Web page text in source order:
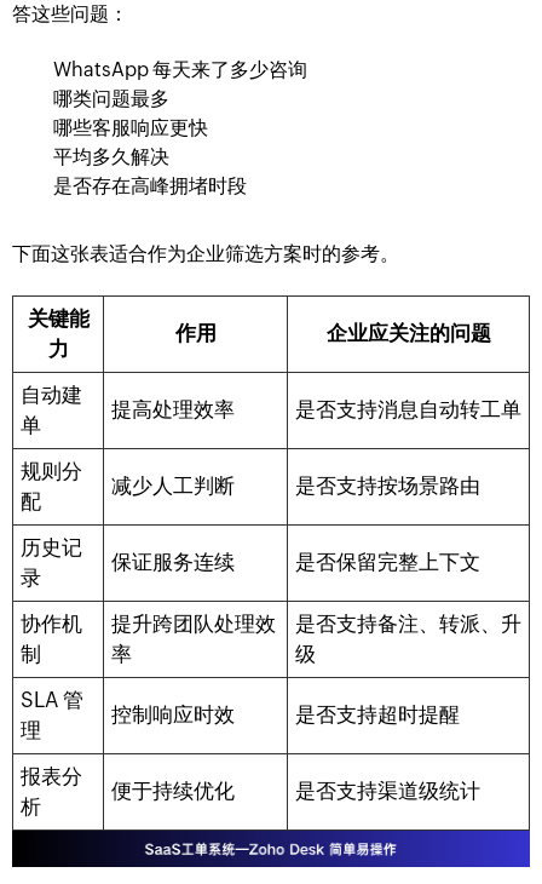
答这些问题：
WhatsApp 每天来了多少咨询
哪类问题最多
哪些客服响应更快
平均多久解决
是否存在高峰拥堵时段
下面这张表适合作为企业筛选方案时的参考。
关键能
力
作用 企业应关注的问题
自动建
单
提高处理效率 是否支持消息自动转工单
规则分
配
减少人工判断 是否支持按场景路由
历史记
录
保证服务连续 是否保留完整上下文
协作机
制
提升跨团队处理效
率
是否支持备注、转派、升
级
SLA 管
理
控制响应时效 是否支持超时提醒
报表分
析
便于持续优化 是否支持渠道级统计